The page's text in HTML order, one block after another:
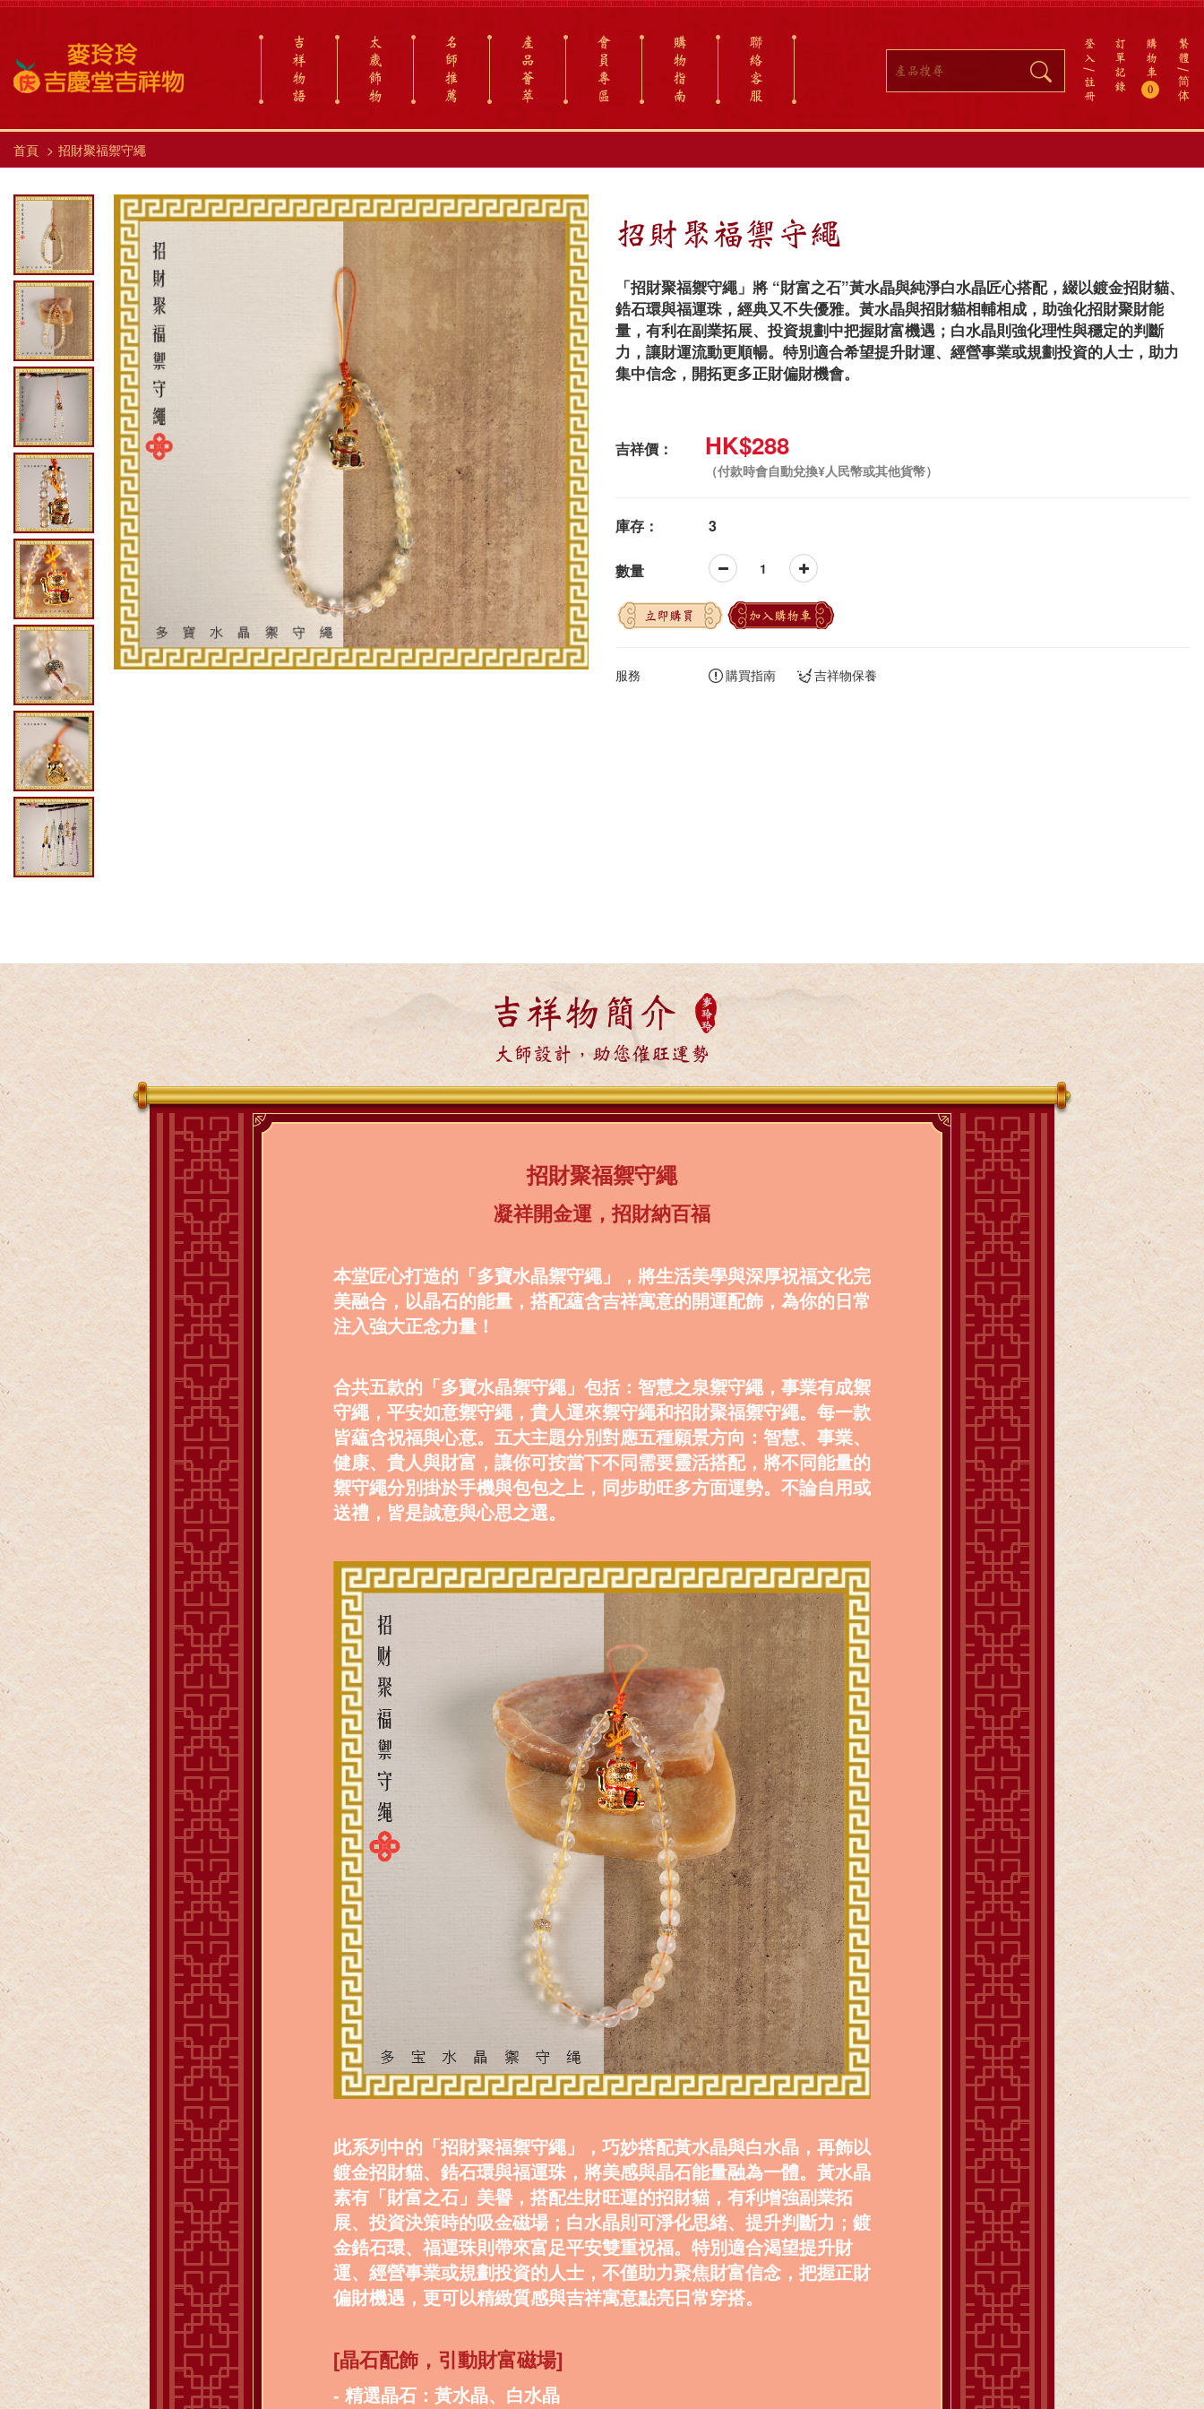
繁
體
简
体
購
物
車
0
訂
單
記
錄
登
入
註
冊
吉
祥
物
語
太
歲
飾
物
名
師
推
薦
產
品
薈
萃
會
員
專
區
購
物
指
南
聯
絡
客
服
首頁 招財聚福禦守繩
招財聚福禦守繩
「招財聚福禦守繩」將 “財富之石”黃水晶與純淨白水晶匠心搭配，綴以鍍金招財貓、
鋯石環與福運珠，經典又不失優雅。黃水晶與招財貓相輔相成，助強化招財聚財能
量，有利在副業拓展、投資規劃中把握財富機遇；白水晶則強化理性與穩定的判斷
力，讓財運流動更順暢。特別適合希望提升財運、經營事業或規劃投資的人士，助力
集中信念，開拓更多正財偏財機會。
吉祥價： HK$288
（付款時會自動兌換¥人民幣或其他貨幣）
庫存： 3
數量
立即購買 加入購物車
服務 購買指南 吉祥物保養
吉祥物簡介
大師設計，助您催旺運勢
招財聚福禦守繩
凝祥開金運，招財納百福
本堂匠心打造的「多寶水晶禦守繩」，將生活美學與深厚祝福文化完
美融合，以晶石的能量，搭配蘊含吉祥寓意的開運配飾，為你的日常
注入強大正念力量！
合共五款的「多寶水晶禦守繩」包括：智慧之泉禦守繩，事業有成禦
守繩，平安如意禦守繩，貴人運來禦守繩和招財聚福禦守繩。每一款
皆蘊含祝福與心意。五大主題分別對應五種願景方向：智慧、事業、
健康、貴人與財富，讓你可按當下不同需要靈活搭配，將不同能量的
禦守繩分別掛於手機與包包之上，同步助旺多方面運勢。不論自用或
送禮，皆是誠意與心思之選。
此系列中的「招財聚福禦守繩」，巧妙搭配黃水晶與白水晶，再飾以
鍍金招財貓、鋯石環與福運珠，將美感與晶石能量融為一體。黃水晶
素有「財富之石」美譽，搭配生財旺運的招財貓，有利增強副業拓
展、投資決策時的吸金磁場；白水晶則可淨化思緒、提升判斷力；鍍
金鋯石環、福運珠則帶來富足平安雙重祝福。特別適合渴望提升財
運、經營事業或規劃投資的人士，不僅助力聚焦財富信念，把握正財
偏財機遇，更可以精緻質感與吉祥寓意點亮日常穿搭。
[晶石配飾，引動財富磁場]
- 精選晶石：黃水晶、白水晶